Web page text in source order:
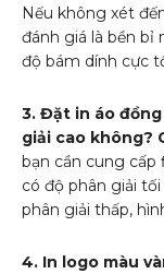
Nếu không xét
đánh giá là bền bỉ
độ bám dính cực
3. Đặt in áo
giải cao không?
bạn cần cung cấp
có độ phân giải
phân giải thấp,
4. In logo màu